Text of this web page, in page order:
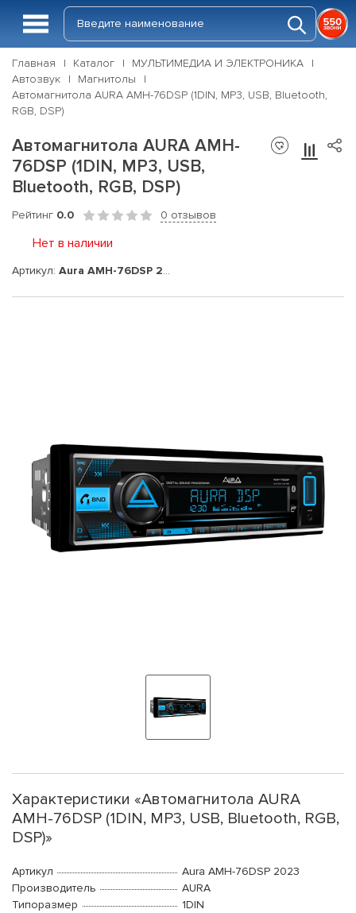
Главная Каталог
МУЛЬТИМЕДИА И ЭЛЕКТРОНИКА
Автозвук
Магнитолы
Автомагнитола AURA AMH-76DSP (1DIN, MP3, USB, Bluetooth,
RGB, DSP)
Автомагнитола AURA AMH-
76DSP (1DIN, MP3, USB,
Bluetooth, RGB, DSP)
Рейтинг 0.0 0 отзывов
Нет в наличии
Артикул: Aura AMH-76DSP 2023
Характеристики «Автомагнитола AURA
AMH-76DSP (1DIN, MP3, USB, Bluetooth, RGB,
DSP)»
Артикул
Aura AMH-76DSP 2023
Производитель
AURA
Типоразмер
1DIN